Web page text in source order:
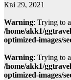
Кві 29, 2021
Warning: Trying to
/home/akk1/
optimized-images/
Warning: Trying to
/home/akk1/
optimized-images/